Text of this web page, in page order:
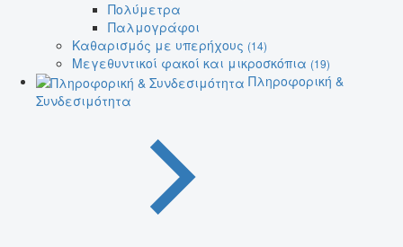
Πολύμετρα
Παλμογράφοι
Καθαρισμός με υπερήχους (14)
Μεγεθυντικοί φακοί και μικροσκόπια (19)
Πληροφορική &
Συνδεσιμότητα